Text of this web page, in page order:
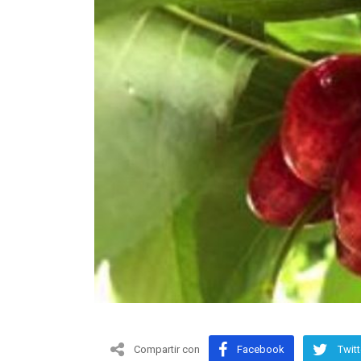
Compartir con Facebook